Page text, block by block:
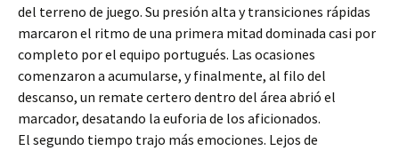
del terreno de juego. Su presión alta y transiciones rápidas
marcaron el ritmo de una primera mitad dominada casi por
completo por el equipo portugués. Las ocasiones
comenzaron a acumularse, y finalmente, al filo del
descanso, un remate certero dentro del área abrió el
marcador, desatando la euforia de los aficionados.
El segundo tiempo trajo más emociones. Lejos de